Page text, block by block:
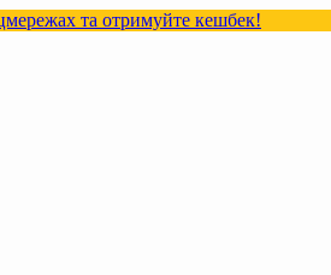
отримуйте кешбек!